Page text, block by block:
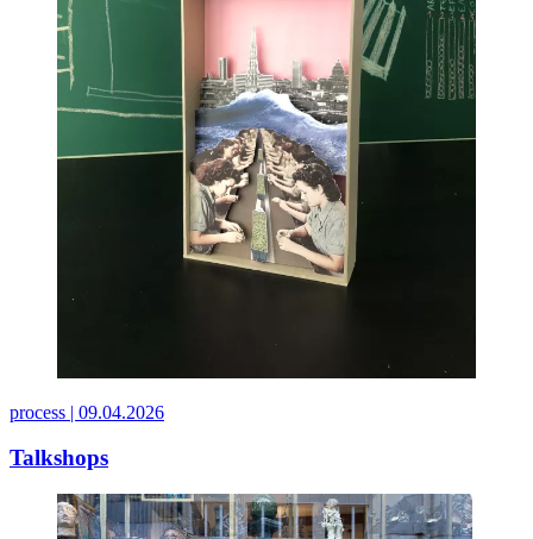
process | 09.04.2026
Talkshops